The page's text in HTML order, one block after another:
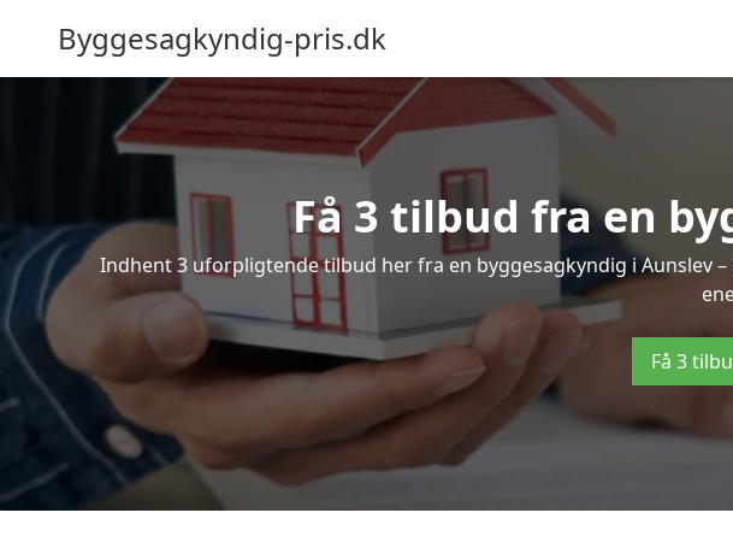
Byggesagkyndig-pris.dk
Få 3 tilbud fra en
Indhent 3 uforpligtende tilbud her fra en byggesagkyndig i Aunslev
Få 3